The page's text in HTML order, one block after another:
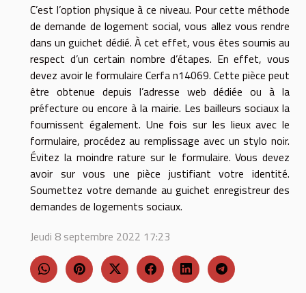
C’est l’option physique à ce niveau. Pour cette méthode
de demande de logement social, vous allez vous rendre
dans un guichet dédié. À cet effet, vous êtes soumis au
respect d’un certain nombre d’étapes. En effet, vous
devez avoir le formulaire Cerfa n14069. Cette pièce peut
être obtenue depuis l’adresse web dédiée ou à la
préfecture ou encore à la mairie. Les bailleurs sociaux la
fournissent également. Une fois sur les lieux avec le
formulaire, procédez au remplissage avec un stylo noir.
Évitez la moindre rature sur le formulaire. Vous devez
avoir sur vous une pièce justifiant votre identité.
Soumettez votre demande au guichet enregistreur des
demandes de logements sociaux.
Jeudi 8 septembre 2022 17:23